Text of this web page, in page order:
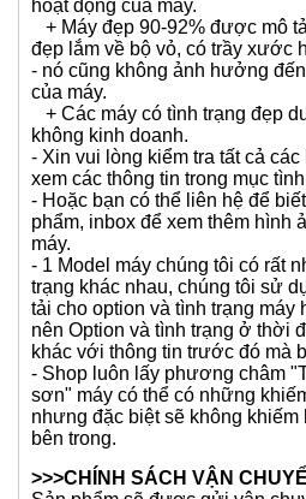
móp siêu nhẹ, hoặc đã được
trầy vết xước - nó không ảnh
hoạt động của máy.
+ Máy đẹp 90-92% được mô
đẹp lắm về bộ vỏ, có trầy xước
- nó cũng không ảnh hưởng
của máy.
+ Các máy có tình trạng đẹp
không kinh doanh.
- Xin vui lòng kiểm tra tất cả
xem các thông tin trong mục
- Hoặc bạn có thể liên hệ để
phẩm, inbox để xem thêm hình
máy.
- 1 Model máy chúng tôi có rất
trạng khác nhau, chúng tôi sử
tải cho option và tình trạng máy
nên Option và tình trạng ở thời
khác với thông tin trước đó mà
- Shop luôn lấy phương châm
sơn" máy có thể có những
nhưng đặc biệt sẽ không khiếm
bên trong.